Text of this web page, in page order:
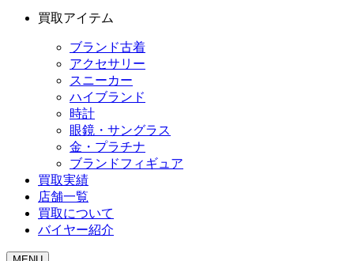
買取アイテム
ブランド古着
アクセサリー
スニーカー
ハイブランド
時計
眼鏡・サングラス
金・プラチナ
ブランドフィギュア
買取実績
店舗一覧
買取について
バイヤー紹介